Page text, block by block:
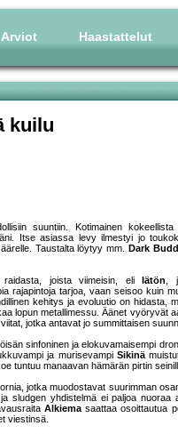
Arviot Haastattelut
kuilu
suuntiin. Kotimainen
Itse asiassa levy ilmestyi jo
Taustalta löytyy mm. Dark
raidasta, joista viimeisin, eli
Iätön,
rajapintoja tarjoa, vaan seisoo kuin
kehitys ja evoluutio on hidasta,
lopun metallimessu. Äänet vyöryvät
jotka antavat jo summittaisen
sinfoninen ja elokuvamaisempi
ja murisevampi Sikinä
tuntuu manaavan hämärän pirtin
jotka muodostavat suurimman
sludgen yhdistelmä ei paljoa
Alkiemasaattaa osoittautua
viestinsä.